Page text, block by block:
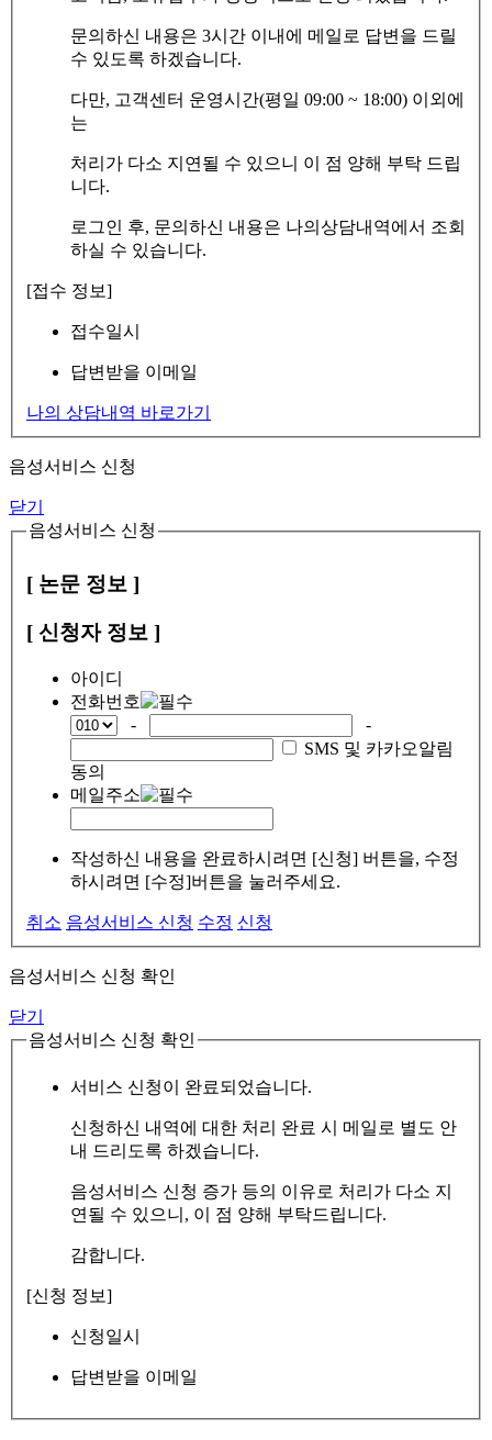
문의하신 내용은 3시간 이내에 메일로 답변을 드릴
수 있도록 하겠습니다.
다만, 고객센터 운영시간(평일 09:00 ~ 18:00) 이외에
는
처리가 다소 지연될 수 있으니 이 점 양해 부탁 드립
니다.
로그인 후, 문의하신 내용은 나의상담내역에서 조회
하실 수 있습니다.
[접수 정보]
접수일시
답변받을 이메일
나의 상담내역 바로가기
음성서비스 신청
닫기
음성서비스 신청
[ 논문 정보 ]
[ 신청자 정보 ]
아이디
전화번호
-
-
SMS 및 카카오알림
동의
메일주소
작성하신 내용을 완료하시려면 [신청] 버튼을, 수정
하시려면 [수정]버튼을 눌러주세요.
취소 음성서비스 신청 수정 신청
음성서비스 신청 확인
닫기
음성서비스 신청 확인
서비스 신청이 완료되었습니다.
신청하신 내역에 대한 처리 완료 시 메일로 별도 안
내 드리도록 하겠습니다.
음성서비스 신청 증가 등의 이유로 처리가 다소 지
연될 수 있으니, 이 점 양해 부탁드립니다.
감합니다.
[신청 정보]
신청일시
답변받을 이메일